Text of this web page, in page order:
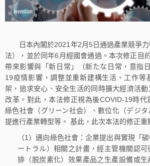
日本內閣於2021年2月5日通過產業競爭力
法），並於同年6月經國會通過。本次修正目
帶來影響與「新日常」（新たな日常，意指
19疫情影響，調整並重新建構生活、工作等
架，追求安心、安全生活的同時擴大經濟活
改革。對此，本法修正視為後COVID-19時
綠色社會（グリーン社会）、數位化（デジ
提進行產業轉型等。 基此，此次本法的修正重
（1）邁向綠色社會：企業提出與實現「
ートラル）相關之計畫，經主管機關認
排（脱炭素化）效果產品之生產設備或